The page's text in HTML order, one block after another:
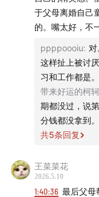
与责任。包含两种
情感性亲职化指孩
者等角色，一般承
性亲职化则指孩子
物、洗衣服、打扫
此处提及的
Game Of Life -
📖 相关作品
于父母离婚自己
的。嘴太好，不
ppppoooiu:
这样扯上被讨
习和工作都是。
带来好运的柯
期都没过，说
分钱都没拿到。
共5条回复
王菜菜花
2026.5.10
1:40:36 最后父母